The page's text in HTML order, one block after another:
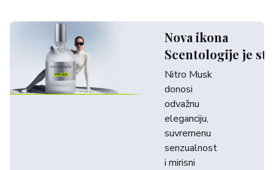
Nova ikona
Scentologije je
Nitro Musk
donosi
odvažnu
eleganciju,
suvremenu
senzualnost
i mirisni